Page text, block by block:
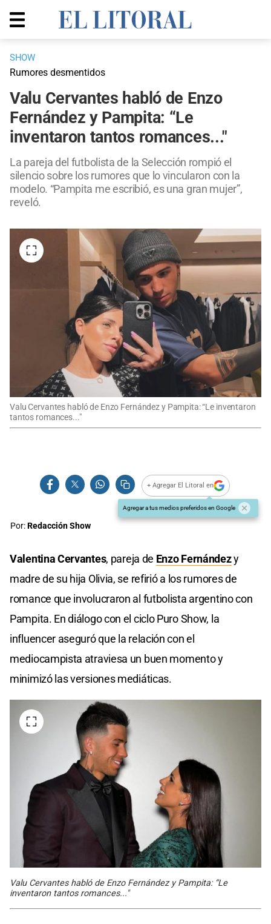
SHOW
Rumores desmentidos
Valu Cervantes habló de Enzo
Fernández y Pampita: “Le
inventaron tantos romances..."
La pareja del futbolista de la Selección rompió el
silencio sobre los rumores que lo vincularon con la
modelo. “Pampita me escribió, es una gran mujer”,
reveló.
Valu Cervantes habló de Enzo Fernández y Pampita: “Le inventaron
tantos romances..."
+ Agregar El Litoral en
Agregar a tus medios preferidos en Google
Por:Redacción Show
Valentina Cervantes, pareja de Enzo Fernándezy
madre de su hija Olivia, se refirió a los rumores de
romance que involucraron al futbolista argentino con
Pampita. En diálogo con el ciclo Puro Show, la
influencer aseguró que la relación con el
mediocampista atraviesa un buen momento y
minimizó las versiones mediáticas.
Valu Cervantes habló de Enzo Fernández y Pampita: “Le
inventaron tantos romances..."